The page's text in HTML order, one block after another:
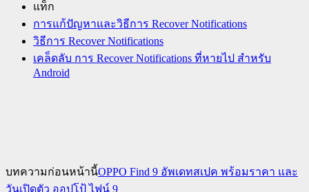
แท็ก
การแก้ปัญหาและวิธีการ Recover Notifications
วิธีการ Recover Notifications
เคล็ดลับ การ Recover Notifications ที่หายไป สำหรับ
Android
บทความก่อนหน้านี้OPPO Find 9 อัพเดทสเปค พร้อมราคา และ
วันเปิดตัว ออปโป้ ไฟน์ 9